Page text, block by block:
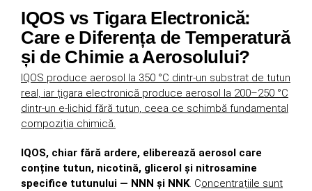
IQOS vs Tigara Electronică:
Care e Diferența de Temperatură
și de Chimie a Aerosolului?
IQOS produce aerosol la 350 °C dintr-un substrat de tutun
real, iar țigara electronică produce aerosol la 200–250 °C
dintr-un e-lichid fără tutun, ceea ce schimbă fundamental
compoziția chimică.
IQOS, chiar fără ardere, eliberează aerosol care
conține tutun, nicotină, glicerol și nitrosamine
specifice tutunului — NNN și NNK. Concentrațiile sunt